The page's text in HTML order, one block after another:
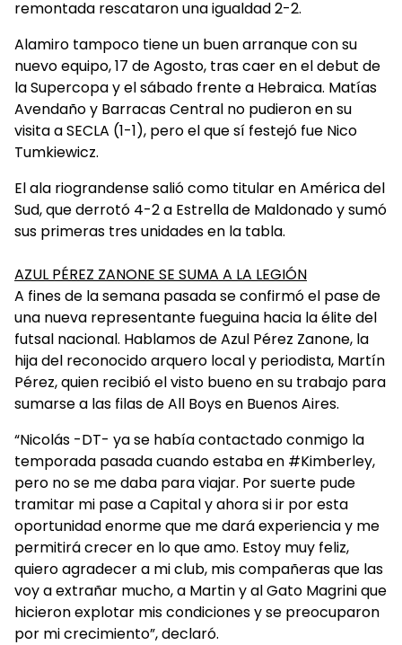
remontada rescataron una igualdad 2-2.
Alamiro tampoco tiene un buen arranque con su
nuevo equipo, 17 de Agosto, tras caer en el debut de
la Supercopa y el sábado frente a Hebraica. Matías
Avendaño y Barracas Central no pudieron en su
visita a SECLA (1-1), pero el que sí festejó fue Nico
Tumkiewicz.
El ala riograndense salió como titular en América del
Sud, que derrotó 4-2 a Estrella de Maldonado y sumó
sus primeras tres unidades en la tabla.
AZUL PÉREZ ZANONE SE SUMA A LA LEGIÓN
A fines de la semana pasada se confirmó el pase de
una nueva representante fueguina hacia la élite del
futsal nacional. Hablamos de Azul Pérez Zanone, la
hija del reconocido arquero local y periodista, Martín
Pérez, quien recibió el visto bueno en su trabajo para
sumarse a las filas de All Boys en Buenos Aires.
“Nicolás -DT- ya se había contactado conmigo la
temporada pasada cuando estaba en #Kimberley,
pero no se me daba para viajar. Por suerte pude
tramitar mi pase a Capital y ahora si ir por esta
oportunidad enorme que me dará experiencia y me
permitirá crecer en lo que amo. Estoy muy feliz,
quiero agradecer a mi club, mis compañeras que las
voy a extrañar mucho, a Martin y al Gato Magrini que
hicieron explotar mis condiciones y se preocuparon
por mi crecimiento”, declaró.